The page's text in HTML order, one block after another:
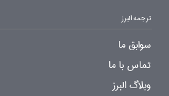
ترجمه البرز
سوابق ما
تماس با ما
وبلاگ البرز